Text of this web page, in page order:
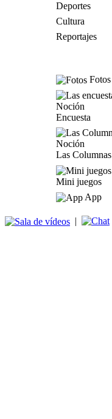
Deportes
Cultura
Reportajes
Fotos
Encuesta
Las Columnas
Mini juegos
App
|